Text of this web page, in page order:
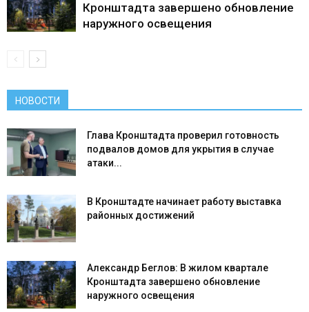
Кронштадта завершено обновление
наружного освещения
НОВОСТИ
Глава Кронштадта проверил готовность
подвалов домов для укрытия в случае
атаки...
В Кронштадте начинает работу выставка
районных достижений
Александр Беглов: В жилом квартале
Кронштадта завершено обновление
наружного освещения